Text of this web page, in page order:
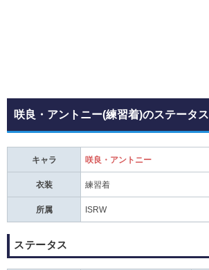
咲良・アントニー(練習着)のステータス
キャラ 咲良・アントニー
衣装 練習着
所属 ISRW
ステータス